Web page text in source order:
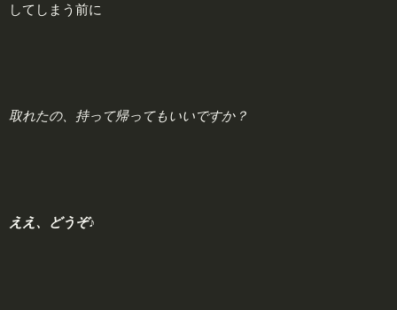
してしまう前に
取れたの、持って帰ってもいいですか？
ええ、どうぞ♪